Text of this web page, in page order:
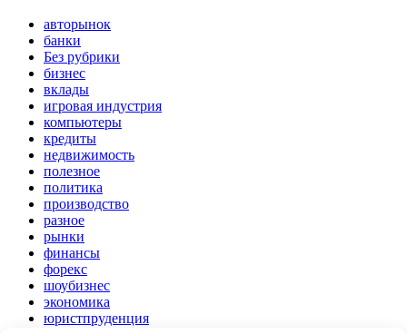
авторынок
банки
Без рубрики
бизнес
вклады
игровая индустрия
компьютеры
кредиты
недвижимость
полезное
политика
производство
разное
рынки
финансы
форекс
шоубизнес
экономика
юристпруденция